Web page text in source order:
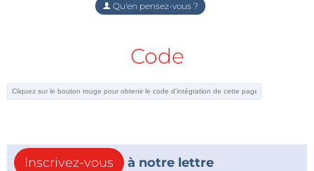
Qu'en pensez-vous ?
Code
Inscrivez-vous
à notre lettre